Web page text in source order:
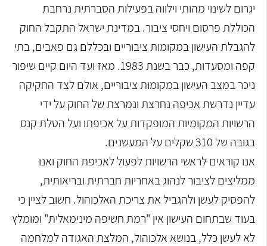
יגרום לשינוי מהותי וילווה בפעילות הסברתית נרחבת
הכוללת פרסום ויחסי ציבור. במדינת ישראל התקבל החוק
להגבלת העישון במקומות ציבוריים ובכללם גם פאבים, בתי
קפה ומסעדות, כבר בשנת 1983. מאז ועד היום קיים שיפור
ניכר במצב העישון במקומות ציבוריים, אולם לצד החקיקה
עדיין נדרשת אכיפה נחרצת ונמרצת של החוק על ידי
הרשויות המקומיות המופקדות על אכיפתו ועל הטלת קנס
בגובה של 310 שקלים על המעשנים.
אנו קוראים לראשי הרשויות לפעול לאכיפת החוק ואנו
ממליצים לציבור לנהוג באחריות חברתית ובריאותית,
להפסיק לעשן ולהגביל את צריכת האלכוהול. חשוב לציין כי
בעוד שבתחום העישון אין "רמת חשיפה מינימאלית" ומומלץ
לא לעשן כלל, בנושא אלכוהול, המלצת האגודה למלחמה